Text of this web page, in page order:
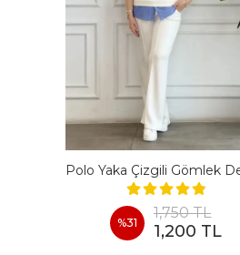
%31
1,750 TL
1,200 TL